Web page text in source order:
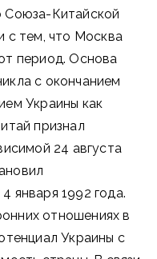
Союза-Китайской
с тем, что Москва
период. Основа
с окончанием
Украины как
признал
24 августа
января 1992 года.
отношениях в
Украины с